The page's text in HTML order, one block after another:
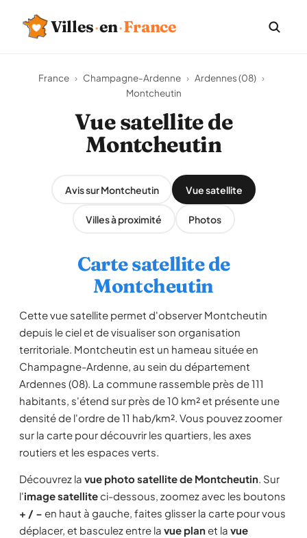
Villes·en·France
France › Champagne-Ardenne › Ardennes (08) ›
Montcheutin
Vue satellite de
Montcheutin
Avis sur Montcheutin Vue satellite
Villes à proximité Photos
Carte satellite de
Montcheutin
Cette vue satellite permet d'observer Montcheutin
depuis le ciel et de visualiser son organisation
territoriale. Montcheutin est un hameau située en
Champagne-Ardenne, au sein du département
Ardennes (08). La commune rassemble près de 111
habitants, s'étend sur près de 10 km² et présente une
densité de l'ordre de 11 hab/km². Vous pouvez zoomer
sur la carte pour découvrir les quartiers, les axes
routiers et les espaces verts.
Découvrez la vue photo satellite de Montcheutin. Sur
l'image satelliteci-dessous, zoomez avec les boutons
+ / − en haut à gauche, faites glisser la carte pour vous
déplacer, et basculez entre la vue planet la vue